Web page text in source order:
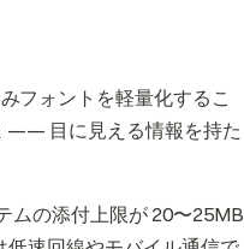
フォントを軽量化するこ
—— 目に見える情報を持た
ムの添付上限が 20〜25MB